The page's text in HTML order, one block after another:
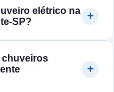
elétrico na
chuveiros